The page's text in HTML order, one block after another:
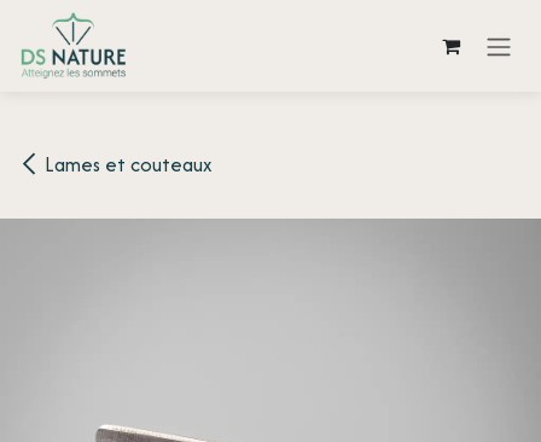
Se rendre au contenu
Lames et couteaux